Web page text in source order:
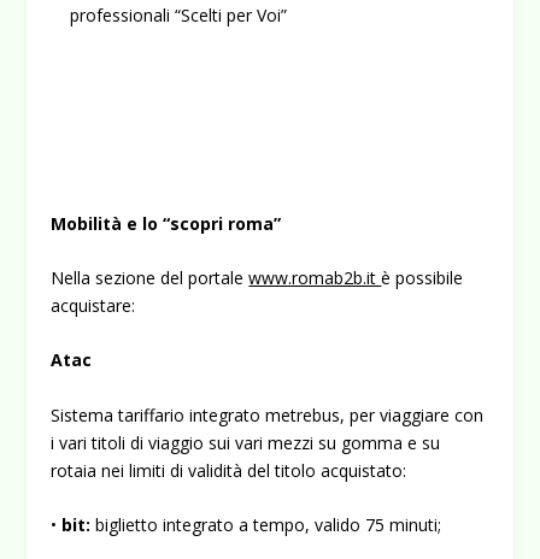
profes­sionali “Scelti per Voi”
Mobilità e lo “scopri roma”
Nella sezione del portalewww.romab2b.itè possibile
acquistare:
Atac
Sistema tariffario integrato metrebus, per viaggiare con
i vari titoli di viaggio sui vari mezzi su gomma e su
rotaia nei limiti di validità del titolo acquistato:
• bit:biglietto integrato a tempo, valido 75 minuti;